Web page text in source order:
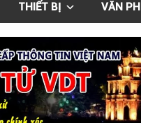
THIẾT BỊ VĂN